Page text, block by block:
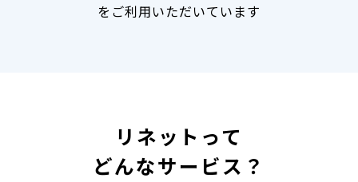
をご利用いただいています
リネットって
どんなサービス？